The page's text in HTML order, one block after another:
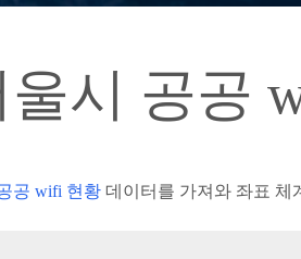
울시 공공
공 wifi 현황 데이터를 가져와 좌표 체